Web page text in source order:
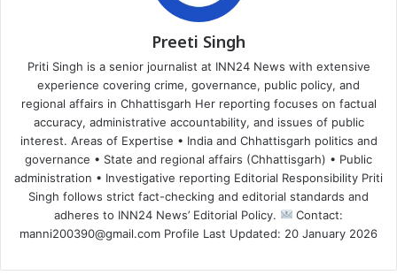
Preeti Singh
Priti Singh is a senior journalist at INN24 News with extensive
experience covering crime, governance, public policy, and
regional affairs in Chhattisgarh Her reporting focuses on factual
accuracy, administrative accountability, and issues of public
interest. Areas of Expertise • India and Chhattisgarh politics and
governance • State and regional affairs (Chhattisgarh) • Public
administration • Investigative reporting Editorial Responsibility Priti
Singh follows strict fact-checking and editorial standards and
adheres to INN24 News’ Editorial Policy.
Contact:
manni200390@gmail.com Profile Last Updated: 20 January 2026